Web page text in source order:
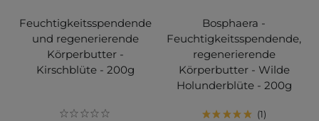
Feuchtigkeitsspendende
und regenerierende
Körperbutter -
Kirschblüte - 200g
Bosphaera -
Feuchtigkeitsspendende,
regenerierende
Körperbutter - Wilde
Holunderblüte - 200g
1